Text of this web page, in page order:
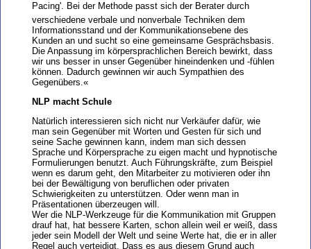
Pacing'. Bei der Methode passt sich der Berater durch
verschiedene verbale und nonverbale Techniken dem
Informationsstand und der Kommunikationsebene des
Kunden an und sucht so eine gemeinsame Gesprächsbasis.
Die Anpassung im körpersprachlichen Bereich bewirkt, dass
wir uns besser in unser Gegenüber hineindenken und -fühlen
können. Dadurch gewinnen wir auch Sympathien des
Gegenübers.«
NLP macht Schule
Natürlich interessieren sich nicht nur Verkäufer dafür, wie
man sein Gegenüber mit Worten und Gesten für sich und
seine Sache gewinnen kann, indem man sich dessen
Sprache und Körpersprache zu eigen macht und hypnotische
Formulierungen benutzt. Auch Führungskräfte, zum Beispiel
wenn es darum geht, den Mitarbeiter zu motivieren oder ihn
bei der Bewältigung von beruflichen oder privaten
Schwierigkeiten zu unterstützen. Oder wenn man in
Präsentationen überzeugen will.
Wer die NLP-Werkzeuge für die Kommunikation mit Gruppen
drauf hat, hat bessere Karten, schon allein weil er weiß, dass
jeder sein Modell der Welt und seine Werte hat, die er in aller
Regel auch verteidigt. Dass es aus diesem Grund auch